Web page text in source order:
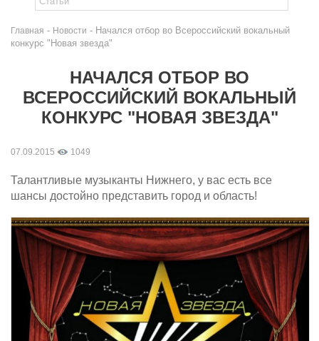
Главная - Новости - Начался отбор во Всероссийский вокальный
конкурс "Новая звезда"
НАЧАЛСЯ ОТБОР ВО
ВСЕРОССИЙСКИЙ ВОКАЛЬНЫЙ
КОНКУРС "НОВАЯ ЗВЕЗДА"
07.09.2015 1049
Талантливые музыканты Нижнего, у вас есть все
шансы достойно представить город и область!